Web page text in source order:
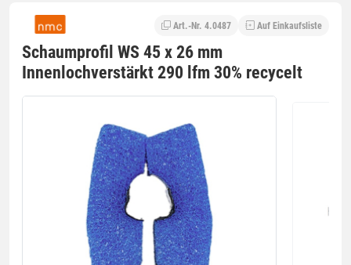
Art.-Nr. 4.0487 Auf Einkaufsliste
Schaumprofil WS 45 x 26 mm
Innenlochverstärkt 290 lfm 30% recycelt